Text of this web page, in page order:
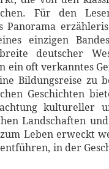
Für den
Panorama
einzigen
deutscher
ein oft verkanntes
Bildungsreise zu
Geschichten
kultureller
Landschaften
Leben erweckt
in der